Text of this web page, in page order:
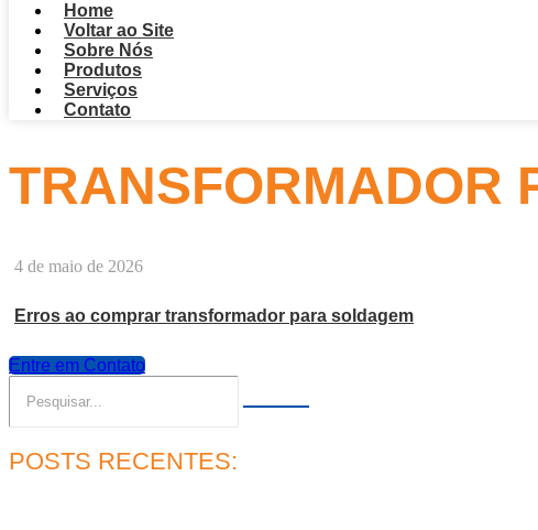
Home
Voltar ao Site
Sobre Nós
Produtos
Serviços
Contato
TRANSFORMADOR
4 de maio de 2026
Erros ao comprar transformador para soldagem
Entre em Contato
POSTS RECENTES: